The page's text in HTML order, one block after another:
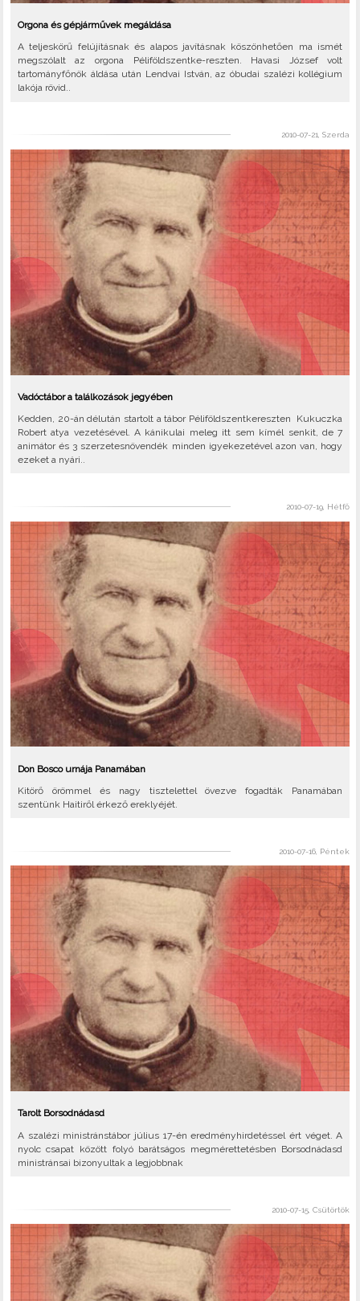
Orgona és gépjárművek megáldása
A teljeskörű felújításnak és alapos javításnak köszönhetően ma ismét
megszólalt az orgona Péliföldszentke-reszten. Havasi József volt
tartományfőnök áldása után Lendvai István, az óbudai szalézi kollégium
lakója rövid..
2010-07-21, Szerda
Vadóctábor a találkozások jegyében
Kedden, 20-án délután startolt a tábor Péliföldszentkereszten Kukuczka
Robert atya vezetésével. A kánikulai meleg itt sem kímél senkit, de 7
animátor és 3 szerzetesnövendék minden igyekezetével azon van, hogy
ezeket a nyári..
2010-07-19, Hétfő
Don Bosco urnája Panamában
Kitörő örömmel és nagy tisztelettel övezve fogadták Panamában
szentünk Haitiről érkező ereklyéjét.
2010-07-16, Péntek
Tarolt Borsodnádasd
A szalézi ministránstábor július 17-én eredményhirdetéssel ért véget. A
nyolc csapat között folyó barátságos megmérettetésben Borsodnádasd
ministránsai bizonyultak a legjobbnak
2010-07-15, Csütörtök